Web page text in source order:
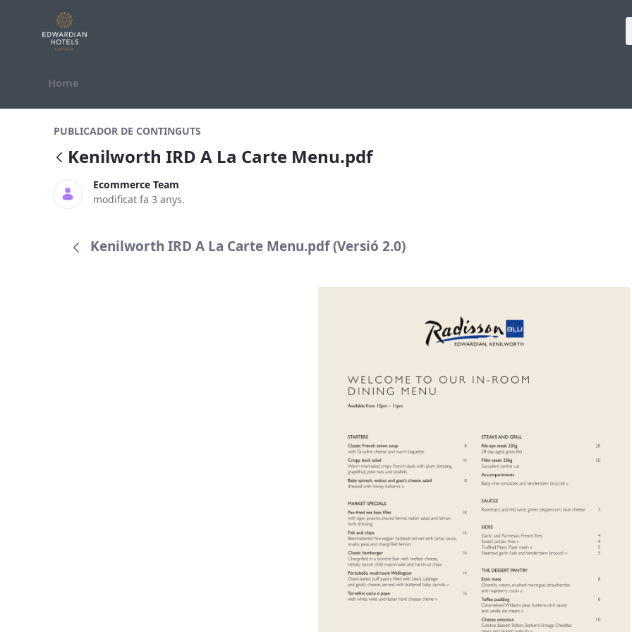
Salta al contigut
Home
PUBLICADOR DE CONTINGUTS
Kenilworth IRD A La Carte Menu.pdf
Ecommerce Team
modificat fa 3 anys.
Kenilworth IRD A La Carte Menu.pdf (Versió 2.0)